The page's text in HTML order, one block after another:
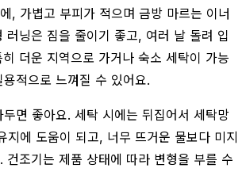
, 가볍고 부피가 적으며 금방 마르는 이너
러닝은 짐을 줄이기 좋고, 여러 날 돌려 입
더운 지역으로 가거나 숙소 세탁이 가능
적으로 느껴질 수 있어요.
면 좋아요. 세탁 시에는 뒤집어서 세탁망
지에 도움이 되고, 너무 뜨거운 물보다 미지
건조기는 제품 상태에 따라 변형을 부를 수